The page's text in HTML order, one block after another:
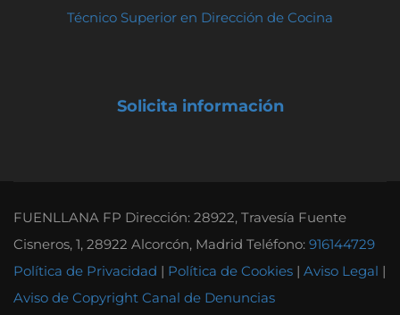
Técnico Superior en Dirección de Cocina
Solicita información
FUENLLANA FP Dirección: 28922, Travesía Fuente
Cisneros, 1, 28922 Alcorcón, Madrid Teléfono: 916144729
Política de Privacidad | Política de Cookies | Aviso Legal |
Aviso de Copyright Canal de Denuncias